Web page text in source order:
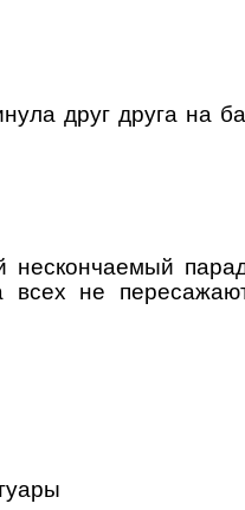
друг друга на
нескончаемый
всех не